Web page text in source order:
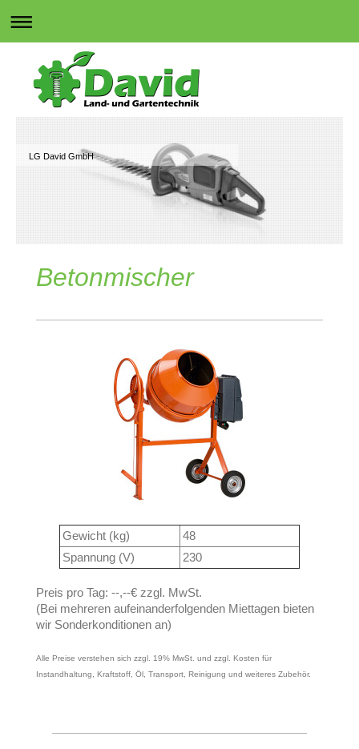
LG David GmbH
Betonmischer
Gewicht (kg)
48
Spannung (V)
230
Preis pro Tag: --,--€ zzgl. MwSt.
(Bei mehreren aufeinanderfolgenden Miettagen bieten
wir Sonderkonditionen an)
Alle Preise verstehen sich zzgl. 19% MwSt. und zzgl. Kosten für
Instandhaltung, Kraftstoff, Öl, Transport, Reinigung und weiteres Zubehör.